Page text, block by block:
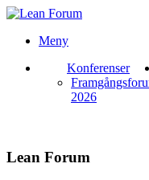
Meny
Konferenser
2026
Lean Forum